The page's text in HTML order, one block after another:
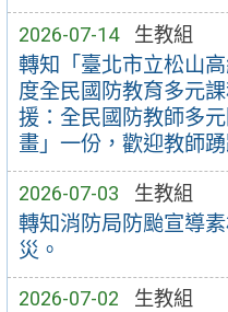
2026-07-14 生教組
轉知「臺北市立松山
度全民國防教育多元
援：全民國防教師多
畫」一份，歡迎教師踴
2026-07-03 生教組
轉知消防局防颱宣導
災。
2026-07-02 生教組